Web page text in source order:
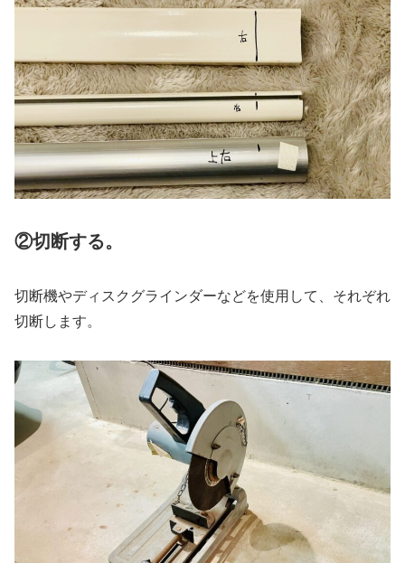
②切断する。
切断機やディスクグラインダーなどを使用して、それぞれ
切断します。